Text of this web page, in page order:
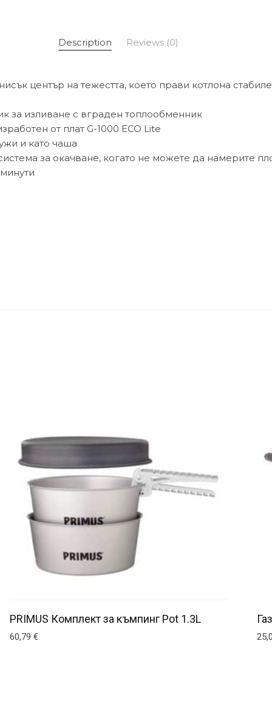
Description Reviews (0)
център на тежестта, което прави котлона
за изливане с вграден топлообменник
от плат G-1000 ECO Lite
и като чаша
за окачване, когато не можете да намерите
PRIMUS Комплект за къмпинг Pot 1.3L
60,79€